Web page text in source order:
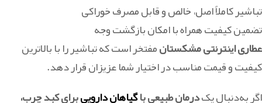
تباشیر کاملاً اصل، خالص و قابل مصرف خوراکی
تضمین کیفیت همراه با امکان بازگشت وجه
عطاری اینترنتی مشکستانمفتخر است که تباشیر را با بالاترین
کیفیت و قیمت مناسب در اختیار شما عزیزان قرار دهد.
اگر به‌دنبال یکدرمان طبیعی باگیاهان داروییبرای کبد چرب،